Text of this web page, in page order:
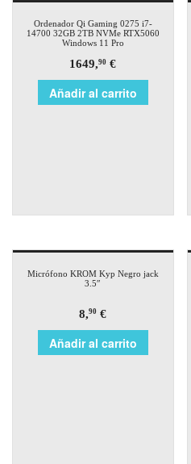
Ordenador Qi Gaming 0275 i7-
14700 32GB 2TB NVMe RTX5060
Windows 11 Pro
1649,90 €
Añadir al carrito
Micrófono KROM Kyp Negro jack
3.5″
8,90 €
Añadir al carrito